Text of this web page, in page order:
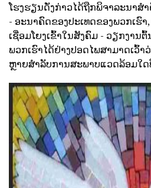
ໂຮງຮຽນດັ່ງກ່າວໄດ້ຖືກພິຈາລະນາສໍ
- ອະນາຄົດຂອງປະເທດຂອງພວກເຮົາ
ເຊື່ອມໂຍງເຂົ້າໃນສັງຄົມ - ວຽກງານ
ພວກເຮົາໄດ້ຢ່າງປອດໄພສາມາດເວົ້າ
ຫຼາຍສໍາລັບການສະພາບແວດລ້ອມໃ